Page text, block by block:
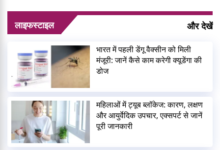
लाइफस्टाइल और देखें
भारत में पहली डेंगू वैक्सीन को मिली
मंजूरी: जानें कैसे काम करेगी क्यूडेंगा की
डोज
महिलाओं में ट्यूब ब्लॉकेज: कारण, लक्षण
और आयुर्वेदिक उपचार, एक्सपर्ट से जानें
पूरी जानकारी